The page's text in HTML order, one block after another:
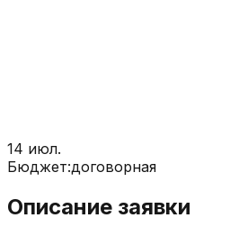
14 июл.
Бюджет:договорная
Описание заявки